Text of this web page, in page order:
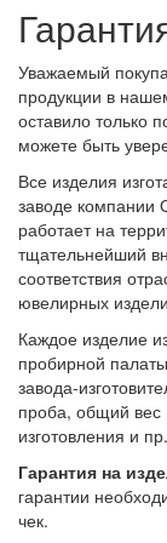
Уважаемый
продукции в
оставило только
можете быть
Все изделия
заводе
работает на
тщательнейший
соответствия
ювелирных
Каждое изделие
пробирной
завода-
проба, общий вес
изготовления и
Гарантия на
гарантии
чек.